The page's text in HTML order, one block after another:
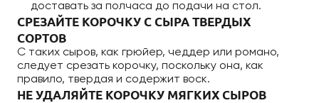
доставать за полчаса до подачи на стол.
СРЕЗАЙТЕ КОРОЧКУ С СЫРА ТВЕРДЫХ
СОРТОВ
С таких сыров, как грюйер, чеддер или романо,
следует срезать корочку, поскольку она, как
правило, твердая и содержит воск.
НЕ УДАЛЯЙТЕ КОРОЧКУ МЯГКИХ СЫРОВ